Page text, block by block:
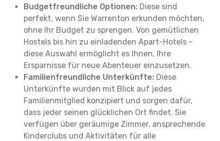
Budgetfreundliche Optionen: Diese sind
perfekt, wenn Sie Warrenton erkunden möchten,
ohne Ihr Budget zu sprengen. Von gemütlichen
Hostels bis hin zu einladenden Apart-Hotels –
diese Auswahl ermöglicht es Ihnen, Ihre
Ersparnisse für neue Abenteuer einzusetzen.
Familienfreundliche Unterkünfte: Diese
Unterkünfte wurden mit Blick auf jedes
Familienmitglied konzipiert und sorgen dafür,
dass jeder seinen glücklichen Ort findet. Sie
verfügen über geräumige Zimmer, ansprechende
Kinderclubs und Aktivitäten für alle